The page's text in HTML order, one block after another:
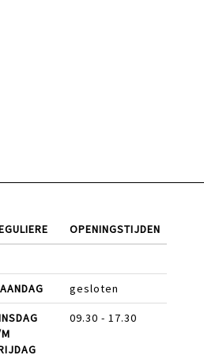
OPENINGSTIJDEN
gesloten
09.30 - 17.30